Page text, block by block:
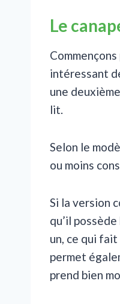
Le
intéressant
une
lit.
Selon le
ou moins
Si la version
qu’il
un, ce qui
permet
prend bien